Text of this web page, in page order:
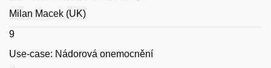
Milan Macek (UK)
9
Use-case: Nádorová onemocnění